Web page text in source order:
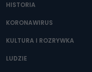
HISTORIA
KORONAWIRUS
KULTURA I ROZRYWKA
LUDZIE